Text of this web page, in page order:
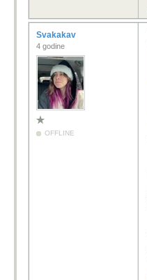
Svakakav
4 godine
OFFLINE